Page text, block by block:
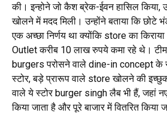
की। इन्होने जो कैश ब्रेक-ईवन हासिल किया,
खोलने में मदद मिली। उन्होंने बताया कि छोटे
एक अच्छा निर्णय था क्योंकि store का
Outlet करीब 10 लाख रुपये कमा रहे थे।
burgers परोसने वाले dine-in concept
स्टोर, बड़े प्रारूप वाले store खोलने की
वाले ये स्टोर burger singh लैब भी हैं, जहां
किया जाता है और पूरे बाजार में वितरित किया